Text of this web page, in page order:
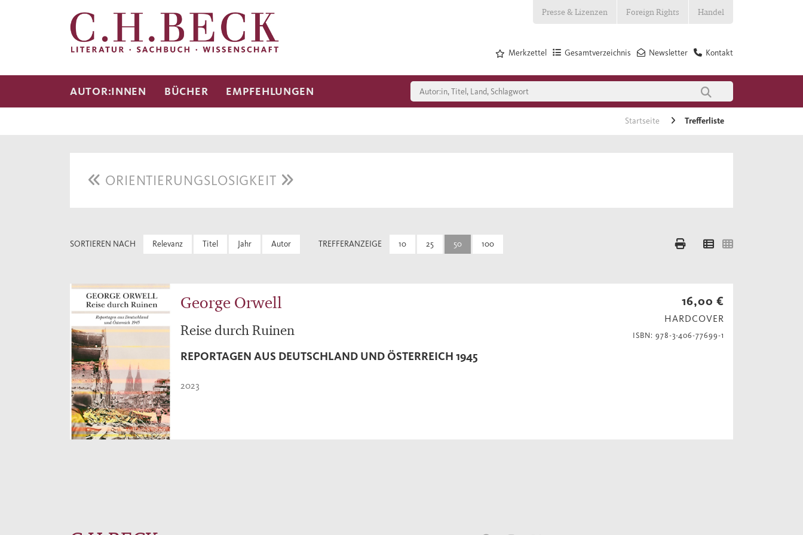
Presse & Lizenzen Foreign Rights Handel
Kontakt
Newsletter
Gesamtverzeichnis
Merkzettel
AUTOR:INNEN BÜCHER EMPFEHLUNGEN
Startseite Trefferliste
ORIENTIERUNGSLOSIGKEIT
SORTIEREN NACH Relevanz Titel Jahr Autor TREFFERANZEIGE 10 25 50 100
George Orwell
Reise durch Ruinen
REPORTAGEN AUS DEUTSCHLAND UND ÖSTERREICH 1945
2023
16,00 €
HARDCOVER
ISBN: 978-3-406-77699-1